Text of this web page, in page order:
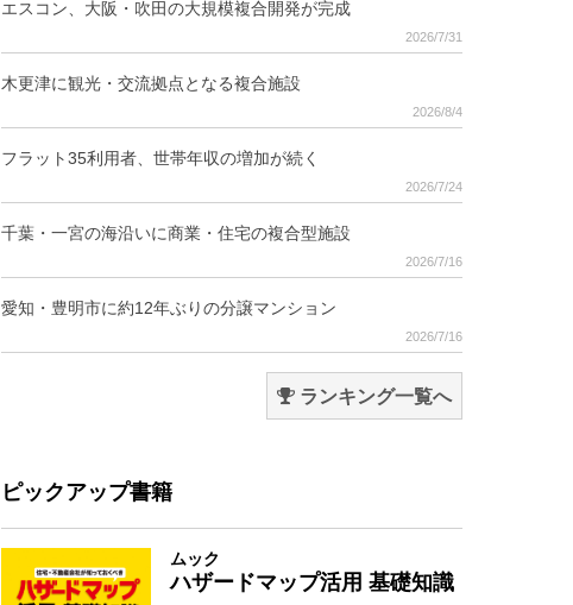
エスコン、大阪・吹田の大規模複合開発が完成
2026/7/31
木更津に観光・交流拠点となる複合施設
2026/8/4
フラット35利用者、世帯年収の増加が続く
2026/7/24
千葉・一宮の海沿いに商業・住宅の複合型施設
2026/7/16
愛知・豊明市に約12年ぶりの分譲マンション
2026/7/16
ランキング一覧へ
ピックアップ書籍
ムック
ハザードマップ活用 基礎知識